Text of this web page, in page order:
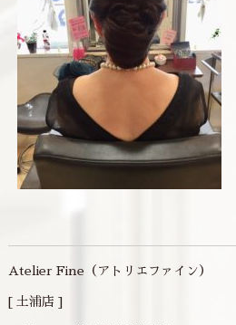
Atelier Fine（アトリエファイン）
[ 土浦店 ]